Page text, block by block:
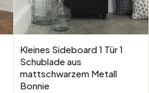
Kleines Sideboard 1 Tür 1
Schublade aus
mattschwarzem Metall
Bonnie